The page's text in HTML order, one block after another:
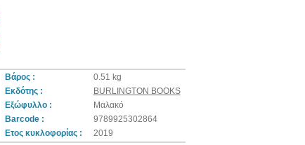
Βάρος :
0.51 kg
Εκδότης :
BURLINGTON BOOKS
Εξώφυλλο :
Μαλακό
Barcode :
9789925302864
Ετος κυκλοφορίας : 2019